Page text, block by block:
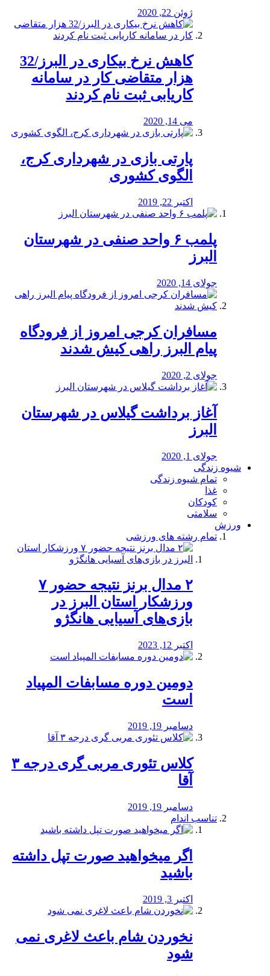
ژوئن 22, 2020
کاهش نرخ بیکاری در البرز/32
هزار متقاضی کار در سامانه
کاریابی ثبت نام کردند
می 14, 2020
پارتی بازی در شهرداری کرج،
الگوی کشوری
اکتبر 22, 2019
پلمب ۶ واحد صنفی در شهرستان
البرز
جولای 14, 2020
مسافران کرجی امروز از فرودگاه
پیام البرز راهی کیش شدند
جولای 2, 2020
آغاز برداشت گیلاس در شهرستان
البرز
جولای 1, 2020
شیوه زندگی
تمام شیوه زندگی
غذا
کودکان
سلامتی
ورزش
تمام رشته های ورزشی
۲ مدال برنز نتیجه حضور ۷
ورزشکار استان البرز در
بازی‌های آسیایی هانگژو
اکتبر 12, 2023
دومین دوره مسابفات المپیاد
است
دسامبر 19, 2019
کلاس تئوری مربی گری درجه ۳
آقا
دسامبر 19, 2019
تناسب اندام
اگر میخواهید صورت تپل داشته
باشید
اکتبر 3, 2019
نخوردن شام باعث لاغری نمی
‌شود